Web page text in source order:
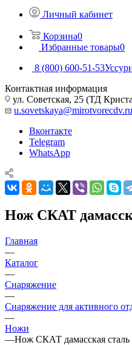
Личный кабинет
Корзина0
Избранные товары0
8 (800) 600-51-53
Контактная информация
ул. Советская, 25 (ТД
u.sovetskaya@mirotvorecdv.ru
Вконтакте
Telegram
WhatsApp
Нож СКАТ
Главная
—
Каталог
—
Снаряжение
—
Снаряжение для активного
—
Ножи
—Нож СКАТ дамасская сталь